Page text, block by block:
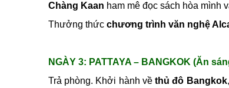
Chàng Kaan ham mê đọc sách hòa mình
Thưởng thức chương trình văn nghệ
NGÀY 3: PATTAYA – BANGKOK (Ăn
Trả phòng. Khởi hành vềthủ đô Bangkok